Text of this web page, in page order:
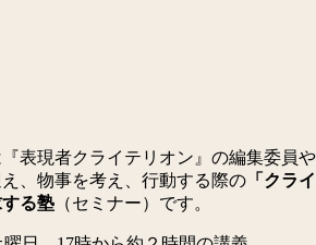
表現者クライテリオン』の編集委員
、物事を考え、行動する際の「クラ
る塾（セミナー）です。